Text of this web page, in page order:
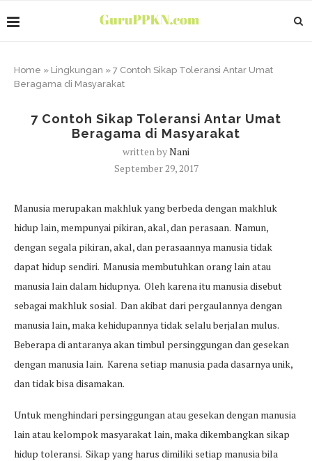
Home » Lingkungan » 7 Contoh Sikap Toleransi Antar Umat
Beragama di Masyarakat
7 Contoh Sikap Toleransi Antar Umat
Beragama di Masyarakat
written byNani
September 29, 2017
Manusia merupakan makhluk yang berbeda dengan makhluk
hidup lain, mempunyai pikiran, akal, dan perasaan. Namun,
dengan segala pikiran, akal, dan perasaannya manusia tidak
dapat hidup sendiri. Manusia membutuhkan orang lain atau
manusia lain dalam hidupnya. Oleh karena itu manusia disebut
sebagai makhluk sosial. Dan akibat dari pergaulannya dengan
manusia lain, maka kehidupannya tidak selalu berjalan mulus.
Beberapa di antaranya akan timbul persinggungan dan gesekan
dengan manusia lain. Karena setiap manusia pada dasarnya unik,
dan tidak bisa disamakan.
Untuk menghindari persinggungan atau gesekan dengan manusia
lain atau kelompok masyarakat lain, maka dikembangkan sikap
hidup toleransi. Sikap yang harus dimiliki setiap manusia bila